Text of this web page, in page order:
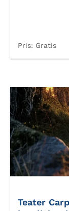
Pris: Gratis
Teater